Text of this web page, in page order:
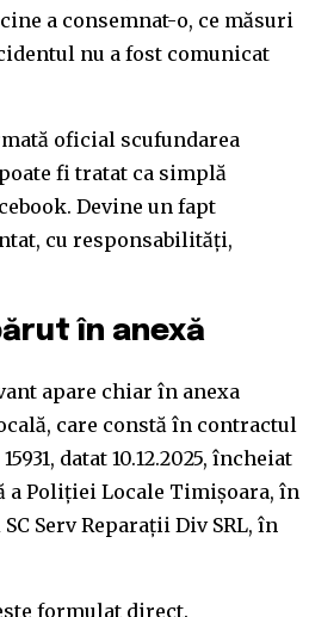
a consemnat-o, ce măsuri
nu a fost comunicat
oficial scufundarea
fi tratat ca simplă
Devine un fapt
cu responsabilități,
în anexă
apare chiar în anexa
care constă în contractul
datat 10.12.2025, încheiat
a Poliției Locale Timișoara, în
Serv Reparații Div SRL, în
formulat direct.